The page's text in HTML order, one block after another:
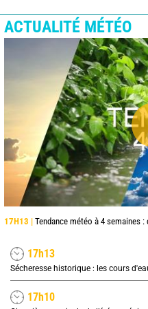
ACTUALITÉ MÉTÉO
17H13 | Tendance météo à 4 semaines
17h13
Sécheresse historique : les cours
17h10